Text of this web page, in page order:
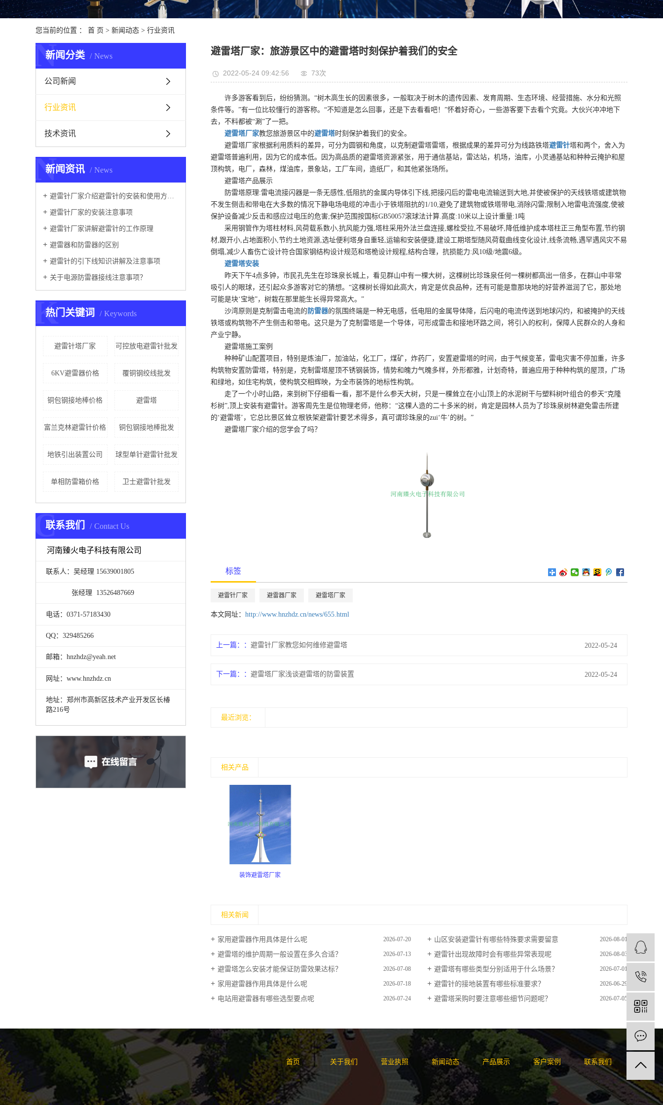
您当前的位置 ： 首 页 > 新闻动态 > 行业资讯
新闻分类 News
N
公司新闻
行业资讯
技术资讯
新闻资讯 News
N
避雷针厂家介绍避雷针的安装和使用方法及维护
避雷针厂家的安装注意事项
避雷针厂家讲解避雷针的工作原理
避雷器和防雷器的区别
避雷针的引下线知识讲解及注意事项
关于电源防雷器接线注意事项？
热门关键词 Keywords
K
避雷针塔厂家 可控放电避雷针批发
6KV避雷器价格 覆铜钢绞线批发
铜包钢接地棒价格 避雷塔
富兰克林避雷针价格 铜包钢接地棒批发
地铁引出装置公司 球型单针避雷针批发
单相防雷箱价格 卫士避雷针批发
联系我们 Contact Us
C
河南臻火电子科技有限公司
联系人：吴经理 15639001805
张经理 13526487669
电话：0371-57183430
QQ：329485266
邮箱：hnzhdz@yeah.net
网址：www.hnzhdz.cn
地址：郑州市高新区技术产业开发区长椿
路216号
避雷塔厂家：旅游景区中的避雷塔时刻保护着我们的安全
2022-05-24 09:42:56 73次
许多游客看到后，纷纷猜测。“树木高生长的因素很多，一般取决于树木的遗传因素、发育周期、生态环境、经营措施、水分和光照
条件等。”有一位比较懂行的游客称。“不知道是怎么回事，还是下去看看吧！”怀着好奇心，一些游客要下去看个究竟。大伙兴冲冲地下
去，不料都被“涮”了一把。
避雷塔厂家教您旅游景区中的避雷塔时刻保护着我们的安全。
避雷塔厂家根据利用质料的差异，可分为圆钢和角度，以克制避雷塔雷塔，根据成果的差异可分为线路铁塔避雷针塔和两个，舍入为
避雷塔普遍利用，因为它的成本低。因为高品质的避雷塔资源紧张，用于通信基站，雷达站，机场，油库，小灵通基站和种种云掩护和屋
顶构筑，电厂，森林，煤油库，景象站，工厂车间，造纸厂，和其他紧张场所。
避雷塔产品展示
防雷塔原理:雷电流接闪器是一条无感性,低阻抗的金属内导体引下线,把接闪后的雷电电流输送到大地,并使被保护的天线铁塔或建筑物
不发生侧击和带电在大多数的情况下静电场电缆的冲击小于铁塔阻抗的1/10,避免了建筑物或铁塔带电,消除闪雷;限制入地雷电流强度,使被
保护设备减少反击和感应过电压的危害;保护范围按国标GB50057滚球法计算.高度:10米以上设计重量:1吨
采用钢管作为塔柱材料,风荷载系数小,抗风能力强,塔柱采用外法兰盘连接,螺栓受拉,不易破坏,降低维护成本塔柱正三角型布置,节约钢
材,跟开小,占地面积小,节约土地资源,选址便利塔身自重轻,运输和安装便捷,建设工期塔型随风荷载曲线变化设计,线条流畅,遇罕遇风灾不易
倒塌,减少人畜伤亡设计符合国家钢结构设计规范和塔桅设计规程,结构合理，抗损能力:风10级/地震6级。
避雷塔安装
昨天下午4点多钟，市民孔先生在珍珠泉长城上，看见群山中有一棵大树，这棵树比珍珠泉任何一棵树都高出一倍多，在群山中非常
吸引人的眼球，还引起众多游客对它的猜想。“这棵树长得如此高大，肯定是优良品种，还有可能是靠那块地的好营养滋润了它，那处地
可能是块‘宝地”，树栽在那里能生长得异常高大。”
沙湾原则是克制雷击电流的 防雷器的氛围终端是一种无电感，低电阻的金属导体降，后闪电的电流传送到地球闪灼，和被掩护的天线
铁塔或构筑物不产生侧击和带电。这只是为了克制雷塔是一个导体，可形成雷击和接地环路之间，将引入的权利，保障人民群众的人身和
产业宁静。
避雷塔施工案例
种种矿山配置项目，特别是炼油厂，加油站，化工厂，煤矿，炸药厂，安置避雷塔的时间，由于气候变革，雷电灾害不停加重，许多
构筑物安置防雷塔，特别是，克制雷塔屋顶不锈钢装饰，情势和魄力气魄多样，外形都雅，计划奇特，普遍应用于种种构筑的屋顶，广场
和绿地，如住宅构筑，使构筑交相辉映，为全市装饰的地标性构筑。
走了一个小时山路，来到树下仔细看一看，那不是什么参天大树，只是一棵耸立在小山顶上的水泥树干与塑料树叶组合的参天“克隆
杉树”,顶上安装有避雷针。游客周先生是位物理老师，他称：“这棵人造的二十多米的树，肯定是园林人员为了珍珠泉树林避免雷击所建
的‘避雷塔’，它总比景区耸立根铁架避雷针要艺术得多，真可谓珍珠泉的zui‘牛’的树。”
避雷塔厂家介绍的您学会了吗？
标签
避雷针厂家 避雷器厂家 避雷塔厂家
本文网址： http://www.hnzhdz.cn/news/655.html
上一篇： 避雷针厂家教您如何维修避雷塔 2022-05-24
下一篇： 避雷塔厂家浅谈避雷塔的防雷装置 2022-05-24
最近浏览：
相关产品
装饰避雷塔厂家
相关新闻
家用避雷器作用具体是什么呢 2026-07-20 山区安装避雷针有哪些特殊要求需要留意 2026-08-01
避雷塔的维护周期一般设置在多久合适？ 2026-07-13 避雷针出现故障时会有哪些异常表现呢 2026-08-03
避雷塔怎么安装才能保证防雷效果达标？ 2026-07-08 避雷塔有哪些类型分别适用于什么场景？ 2026-07-01
家用避雷器作用具体是什么呢 2026-07-18 避雷针的接地装置有哪些标准要求？ 2026-06-29
电站用避雷器有哪些选型要点呢 2026-07-24 避雷塔采购时要注意哪些细节问题呢？ 2026-07-05
首页 关于我们 营业执照 新闻动态 产品展示 客户案例 联系我们